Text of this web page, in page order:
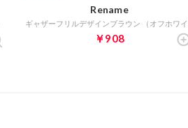
Rename
￥908